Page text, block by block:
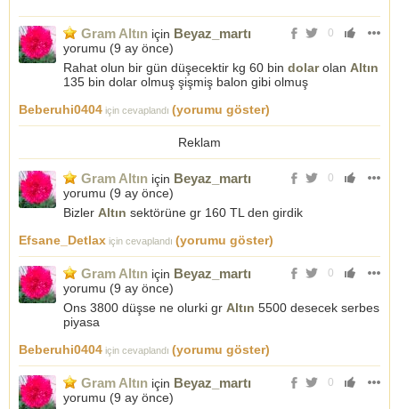
0
Gram Altın için Beyaz_martı
yorumu (9 ay önce)
Rahat olun bir gün düşecektir kg 60 bin dolarolan Altın
135 bin dolar olmuş şişmiş balon gibi olmuş
Beberuhi0404 için cevaplandı (yorumu göster)
Reklam
0
Gram Altın için Beyaz_martı
yorumu (9 ay önce)
Bizler Altın sektörüne gr 160 TL den girdik
Efsane_Detlax için cevaplandı (yorumu göster)
0
Gram Altın için Beyaz_martı
yorumu (9 ay önce)
Ons 3800 düşse ne olurki gr Altın 5500 desecek serbes
piyasa
Beberuhi0404 için cevaplandı (yorumu göster)
0
Gram Altın için Beyaz_martı
yorumu (9 ay önce)